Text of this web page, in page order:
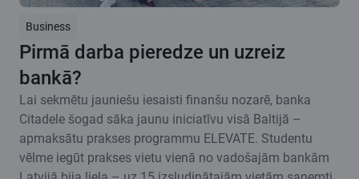
Business
Pirmā darba pieredze un uzreiz
bankā?
Lai sekmētu jauniešu iesaisti finanšu nozarē, banka
Citadele šogad sāka jaunu iniciatīvu visā Baltijā –
apmaksātu prakses programmu ELEVATE. Studentu
vēlme iegūt prakses vietu vienā no vadošajām bankām